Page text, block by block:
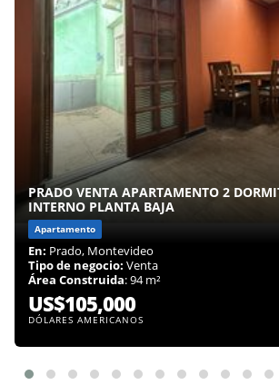
PRADO VENTA APARTAMENTO 2
INTERNO PLANTA BAJA
Apartamento
En: Prado, Montevideo
Tipo de negocio: Venta
Área Construida: 94 m²
US$105,000
DÓLARES AMERICANOS